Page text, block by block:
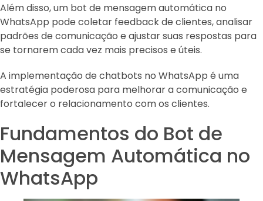
Além disso, um bot de mensagem automática no
WhatsApp pode coletar feedback de clientes, analisar
padrões de comunicação e ajustar suas respostas para
se tornarem cada vez mais precisos e úteis.
A implementação de chatbots no WhatsApp é uma
estratégia poderosa para melhorar a comunicação e
fortalecer o relacionamento com os clientes.
Fundamentos do Bot de
Mensagem Automática no
WhatsApp